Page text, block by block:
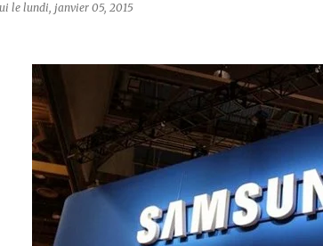
le lundi, janvier 05, 2015
Promotion inwi: L'illimité vers les réseaux sociaux